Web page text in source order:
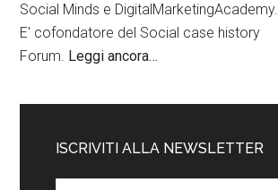
Social Minds e DigitalMarketingAcademy.
E' cofondatore del Social case history
Forum. Leggi ancora…
ISCRIVITI ALLA NEWSLETTER